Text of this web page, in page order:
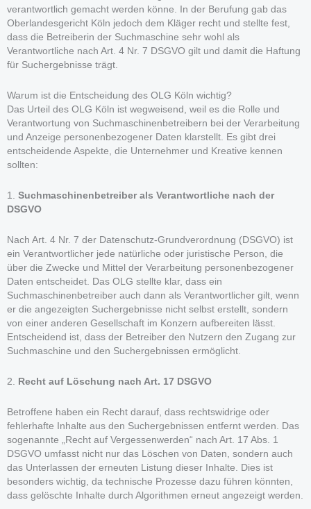
verantwortlich gemacht werden könne. In der Berufung gab das
Oberlandesgericht Köln jedoch dem Kläger recht und stellte fest,
dass die Betreiberin der Suchmaschine sehr wohl als
Verantwortliche nach Art. 4 Nr. 7 DSGVO gilt und damit die Haftung
für Suchergebnisse trägt.
Warum ist die Entscheidung des OLG Köln wichtig?
Das Urteil des OLG Köln ist wegweisend, weil es die Rolle und
Verantwortung von Suchmaschinenbetreibern bei der Verarbeitung
und Anzeige personenbezogener Daten klarstellt. Es gibt drei
entscheidende Aspekte, die Unternehmer und Kreative kennen
sollten:
1. Suchmaschinenbetreiber als Verantwortliche nach der
DSGVO
Nach Art. 4 Nr. 7 der Datenschutz-Grundverordnung (DSGVO) ist
ein Verantwortlicher jede natürliche oder juristische Person, die
über die Zwecke und Mittel der Verarbeitung personenbezogener
Daten entscheidet. Das OLG stellte klar, dass ein
Suchmaschinenbetreiber auch dann als Verantwortlicher gilt, wenn
er die angezeigten Suchergebnisse nicht selbst erstellt, sondern
von einer anderen Gesellschaft im Konzern aufbereiten lässt.
Entscheidend ist, dass der Betreiber den Nutzern den Zugang zur
Suchmaschine und den Suchergebnissen ermöglicht.
2. Recht auf Löschung nach Art. 17 DSGVO
Betroffene haben ein Recht darauf, dass rechtswidrige oder
fehlerhafte Inhalte aus den Suchergebnissen entfernt werden. Das
sogenannte „Recht auf Vergessenwerden“ nach Art. 17 Abs. 1
DSGVO umfasst nicht nur das Löschen von Daten, sondern auch
das Unterlassen der erneuten Listung dieser Inhalte. Dies ist
besonders wichtig, da technische Prozesse dazu führen könnten,
dass gelöschte Inhalte durch Algorithmen erneut angezeigt werden.